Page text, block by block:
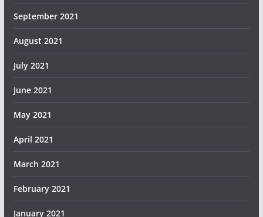
September 2021
August 2021
July 2021
June 2021
May 2021
April 2021
March 2021
February 2021
January 2021